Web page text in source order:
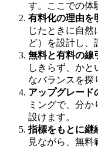
す。ここでの体
有料化の理由を
じたときに自然
ど）を設計し、
無料と有料の線
しきらず、か
なバランスを探
アップグレード
ミングで、分
設けます。
指標をもとに継
見ながら、無料